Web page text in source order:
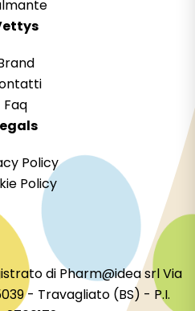
Faq
Policy
Policy
di Pharm@idea srl Via
- Travagliato (BS) - P.I.